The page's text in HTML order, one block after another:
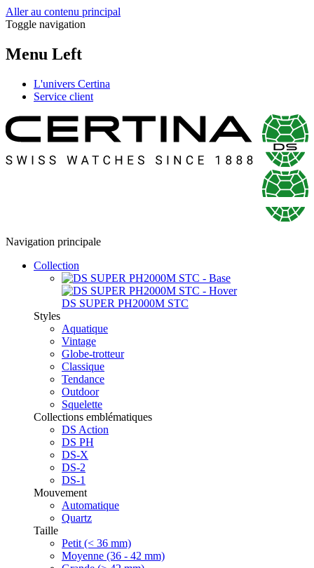
Aller au contenu principal
Toggle navigation
Menu Left
L'univers Certina
Service client
Navigation principale
Collection
DS SUPER PH2000M STC
Styles
Aquatique
Vintage
Globe-trotteur
Classique
Tendance
Outdoor
Squelette
Collections emblématiques
DS Action
DS PH
DS-X
DS-2
DS-1
Mouvement
Automatique
Quartz
Taille
Petit (< 36 mm)
Moyenne (36 - 42 mm)